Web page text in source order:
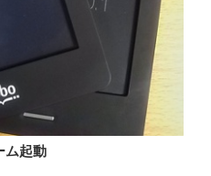
ム起動